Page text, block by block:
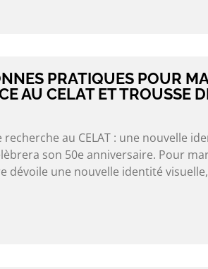
PRATIQUES POUR
AU CELAT ET TROUSSE
recherche au CELAT : une nouvelle
son 50e anniversaire. Pour
dévoile une nouvelle identité